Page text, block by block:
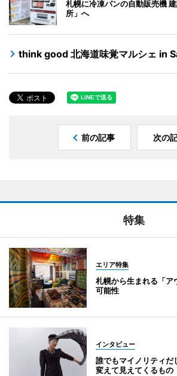
札幌に冷凍パンの自動販売機
所」へ
think good 北海道味覚マルシェ in
前の記事 次の
特集
エリア特集
札幌から生まれる「ア
可能性
インタビュー
誰でもマイノリティだ
変えて見えてくるもの